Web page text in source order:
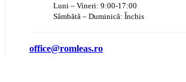
Luni – Vineri: 9:00-17:00
Sâmbătă – Duminică: Închis
office@romleas.ro